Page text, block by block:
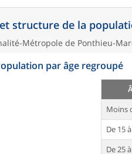
structure de la
Métropole de Ponthieu-
par âge regroupé
Moins
De 15
De 25